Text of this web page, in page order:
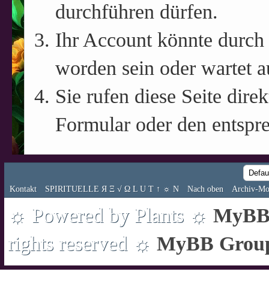
durchführen dürfen.
Ihr Account könnte
worden sein oder wartet
Sie rufen diese Seite
Formular oder den
Kontakt SPIRITUELLE Я Ξ √ Ω L U T ↑ ☼ N Nach oben Archiv-
☼ Powered by Plants ☼
rights reserved ☼ MyBB